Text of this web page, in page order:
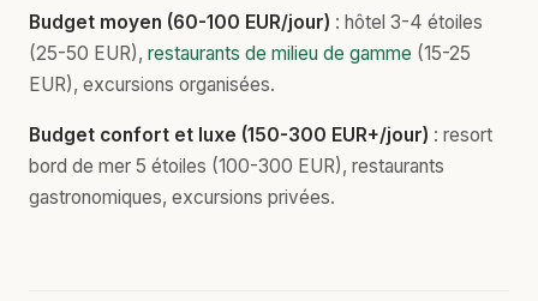
Budget moyen (60-100 EUR/jour) : hôtel 3-4 étoiles
(25-50 EUR), restaurants de milieu de gamme (15-25
EUR), excursions organisées.
Budget confort et luxe (150-300 EUR+/jour) : resort
bord de mer 5 étoiles (100-300 EUR), restaurants
gastronomiques, excursions privées.